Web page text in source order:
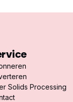
Solids Processing